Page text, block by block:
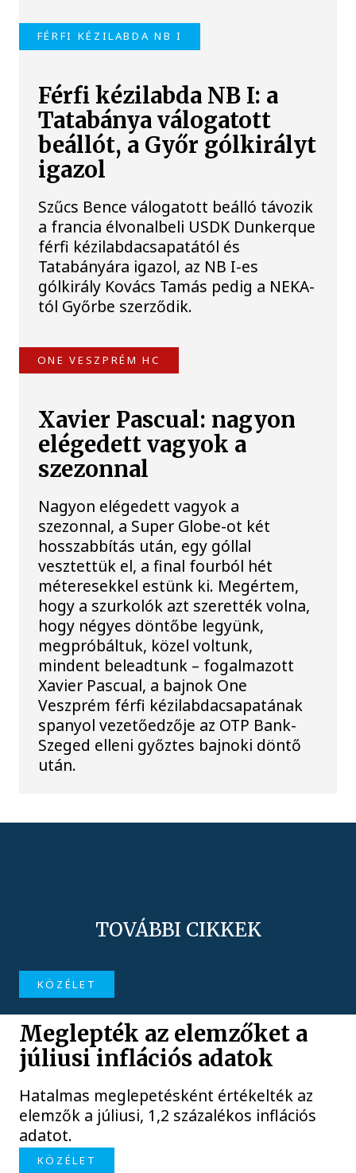
FÉRFI KÉZILABDA NB I
Férfi kézilabda NB I: a
Tatabánya válogatott
beállót, a Győr gólkirályt
igazol
Szűcs Bence válogatott beálló távozik
a francia élvonalbeli USDK Dunkerque
férfi kézilabdacsapatától és
Tatabányára igazol, az NB I-es
gólkirály Kovács Tamás pedig a NEKA-
tól Győrbe szerződik.
ONE VESZPRÉM HC
Xavier Pascual: nagyon
elégedett vagyok a
szezonnal
Nagyon elégedett vagyok a
szezonnal, a Super Globe-ot két
hosszabbítás után, egy góllal
vesztettük el, a final fourból hét
méteresekkel estünk ki. Megértem,
hogy a szurkolók azt szerették volna,
hogy négyes döntőbe legyünk,
megpróbáltuk, közel voltunk,
mindent beleadtunk – fogalmazott
Xavier Pascual, a bajnok One
Veszprém férfi kézilabdacsapatának
spanyol vezetőedzője az OTP Bank-
Szeged elleni győztes bajnoki döntő
után.
TOVÁBBI CIKKEK
KÖZÉLET
Meglepték az elemzőket a
júliusi inflációs adatok
Hatalmas meglepetésként értékelték az
elemzők a júliusi, 1,2 százalékos inflációs
adatot.
KÖZÉLET